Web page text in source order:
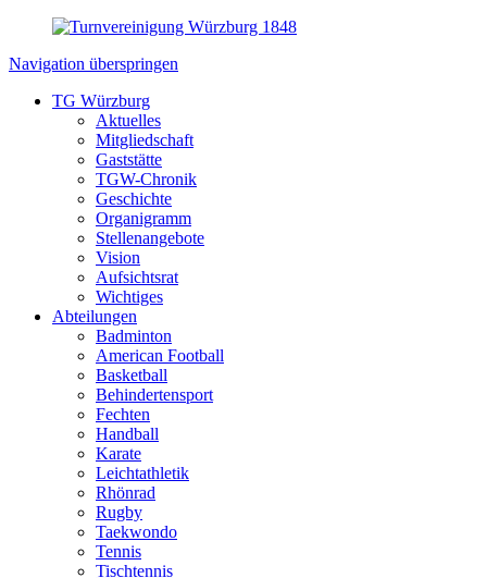
Navigation überspringen
TG Würzburg
Aktuelles
Mitgliedschaft
Gaststätte
TGW-Chronik
Geschichte
Organigramm
Stellenangebote
Vision
Aufsichtsrat
Wichtiges
Abteilungen
Badminton
American Football
Basketball
Behindertensport
Fechten
Handball
Karate
Leichtathletik
Rhönrad
Rugby
Taekwondo
Tennis
Tischtennis